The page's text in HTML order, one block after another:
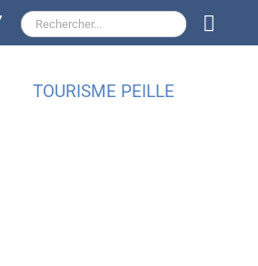
TOURISME PEILLE